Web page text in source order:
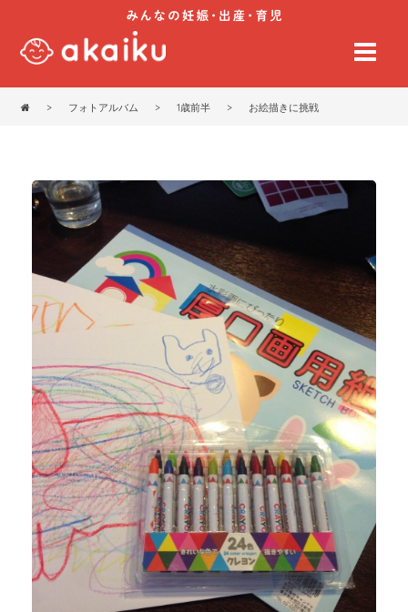
> フォトアルバム > 1歳前半 > お絵描きに挑戦